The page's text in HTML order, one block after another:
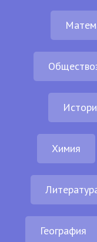
Химия
География